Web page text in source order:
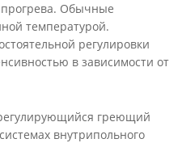
Обычные
температурой.
регулировки
в зависимости от
греющий
внутрипольного